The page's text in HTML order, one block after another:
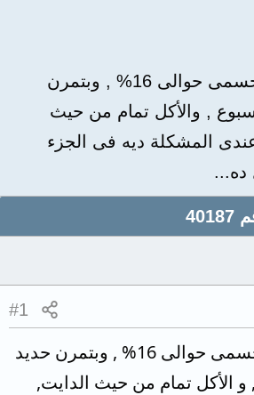
نسبة الدهون فى جسمى حوالى 16% , وبتمرن
الأسبوع , والأكل تمام من حيث
المشكلة ديه فى الجزء
ده...
#1
نسبة الدهون فى جسمى حوالى 16% , وبتمرن حديد
, و الأكل تمام من حيث الدايت,